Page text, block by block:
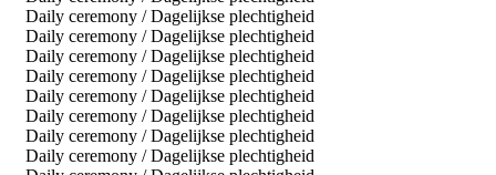
Daily ceremony / Dagelijkse plechtigheid
Daily ceremony / Dagelijkse plechtigheid
Daily ceremony / Dagelijkse plechtigheid
Daily ceremony / Dagelijkse plechtigheid
Daily ceremony / Dagelijkse plechtigheid
Daily ceremony / Dagelijkse plechtigheid
Daily ceremony / Dagelijkse plechtigheid
Daily ceremony / Dagelijkse plechtigheid